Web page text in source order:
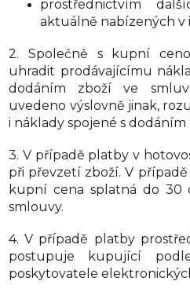
prostřednictvím
aktuálně nabízených
2. Společně s kupní
uhradit prodávajícímu
dodáním zboží ve
uvedeno výslovně jinak,
i náklady spojené s dodáním
3. V případě platby v
při převzetí zboží. V
kupní cena splatná do
smlouvy.
4. V případě platby
postupuje kupující
poskytovatele